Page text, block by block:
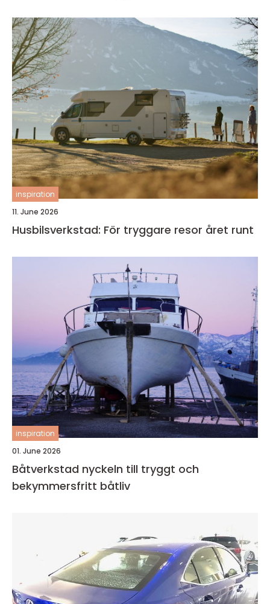
inspiration
11. June 2026
Husbilsverkstad: För tryggare resor året runt
inspiration
01. June 2026
Båtverkstad nyckeln till tryggt och
bekymmersfritt båtliv